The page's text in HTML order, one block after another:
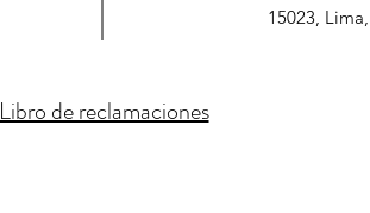
15023,
Libro de reclamaciones